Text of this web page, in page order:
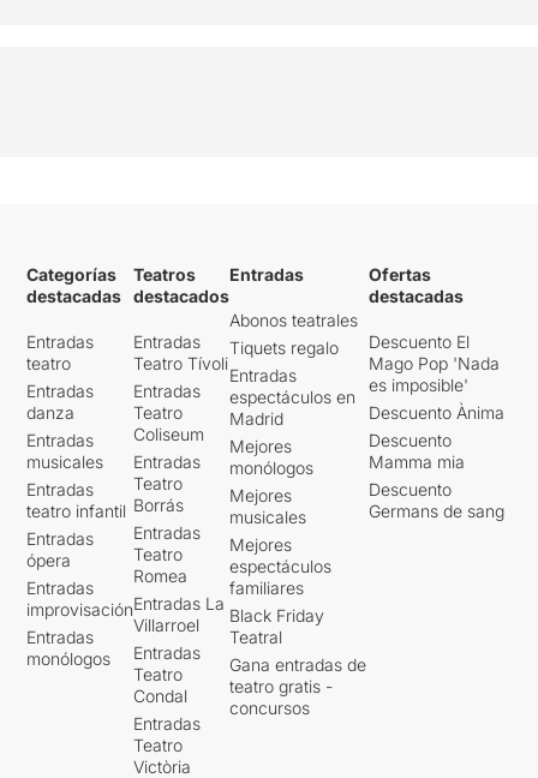
Categorías
destacadas
Entradas
teatro
Entradas
danza
Entradas
musicales
Entradas
teatro infantil
Entradas
ópera
Entradas
improvisación
Entradas
monólogos
Teatros
destacados
Entradas
Teatro Tívoli
Entradas
Teatro
Coliseum
Entradas
Teatro
Borrás
Entradas
Teatro
Romea
Entradas La
Villarroel
Entradas
Teatro
Condal
Entradas
Teatro
Victòria
Entradas
Abonos teatrales
Tiquets regalo
Entradas
espectáculos en
Madrid
Mejores
monólogos
Mejores
musicales
Mejores
espectáculos
familiares
Black Friday
Teatral
Gana entradas de
teatro gratis -
concursos
Ofertas
destacadas
Descuento El
Mago Pop 'Nada
es imposible'
Descuento Ànima
Descuento
Mamma mia
Descuento
Germans de sang